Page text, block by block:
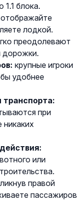
1.1 блока.
отображайте
лодкой.
преодолевают
дорожки.
крупные игроки
удобнее
транспорта:
при
никаких
или
правой
пассажиров